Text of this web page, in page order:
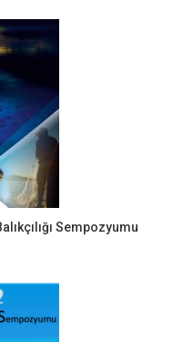
Sempozyumu